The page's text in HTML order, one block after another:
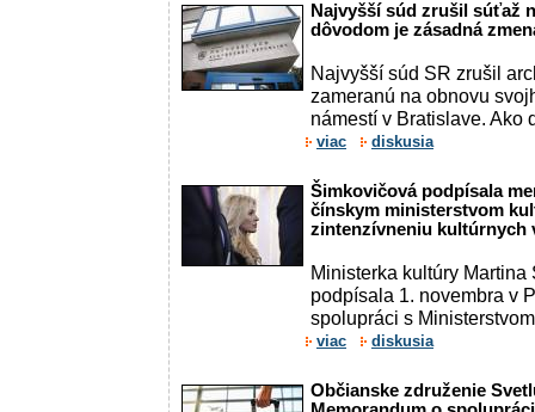
Najvyšší súd zrušil súťaž
dôvodom je zásadná
Najvyšší súd SR zrušil
zameranú na obnovu
námestí v Bratislave. Ako
viac diskusia
Šimkovičová podpísala
čínskym ministerstvom
zintenzívneniu kultúrnych
Ministerka kultúry
podpísala 1. novembra v
spolupráci s
viac diskusia
Občianske združenie